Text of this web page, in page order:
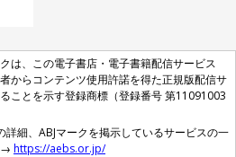
は、この電子書店・電子書籍配信サービス
からコンテンツ使用許諾を得た正規版配信サ
ことを示す登録商標（登録番号 第11091003
詳細、ABJマークを掲示しているサービスの一
→ https://aebs.or.jp/